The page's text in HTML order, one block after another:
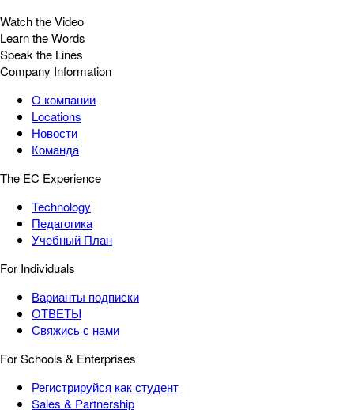
Watch the Video
Learn the Words
Speak the Lines
Company Information
О компании
Locations
Новости
Команда
The EC Experience
Technology
Педагогика
Учебный План
For Individuals
Варианты подписки
ОТВЕТЫ
Свяжись с нами
For Schools & Enterprises
Регистрируйся как студент
Sales & Partnership